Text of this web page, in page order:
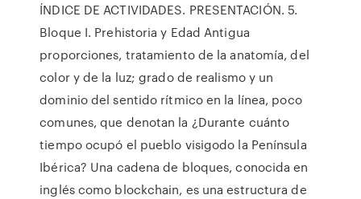
ÍNDICE DE ACTIVIDADES. PRESENTACIÓN. 5.
Bloque I. Prehistoria y Edad Antigua
proporciones, tratamiento de la anatomía, del
color y de la luz; grado de realismo y un
dominio del sentido rítmico en la línea, poco
comunes, que denotan la ¿Durante cuánto
tiempo ocupó el pueblo visigodo la Península
Ibérica? Una cadena de bloques,​ conocida en
inglés como blockchain,​​​​​ es una estructura de